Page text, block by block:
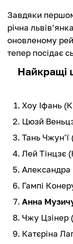
Завдяки
річна
оновленому
тепер посідає
Найкращі
Хоу Іфань
Цюзй
Тань Чжун'ї
Лей Тінцзє
Александра
Гампі
Анна
Чжу Цзінер
Катєріна